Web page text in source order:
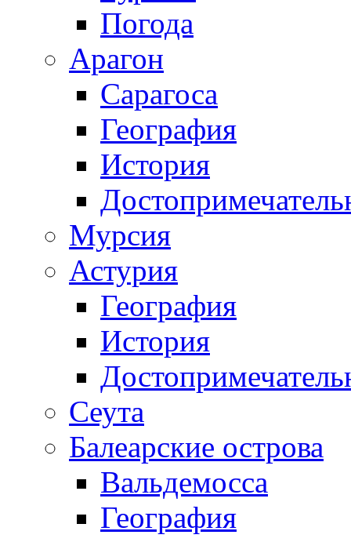
Погода
Арагон
Сарагоса
География
История
Мурсия
Астурия
География
История
Сеута
Балеарские острова
Вальдемосса
География